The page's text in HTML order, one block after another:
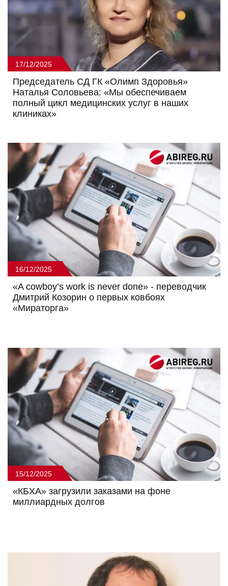
17/12/2025
Председатель СД ГК «Олимп Здоровья»
Наталья Соловьева: «Мы обеспечиваем
полный цикл медицинских услуг в наших
клиниках»
16/12/2025
«A cowboy’s work is never done» - переводчик
Дмитрий Козорин о первых ковбоях
«Мираторга»
15/12/2025
«КБХА» загрузили заказами на фоне
миллиардных долгов